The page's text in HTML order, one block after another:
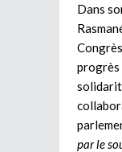
Dans
progrès
par le